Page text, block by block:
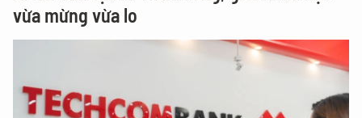
vừa mừng vừa lo